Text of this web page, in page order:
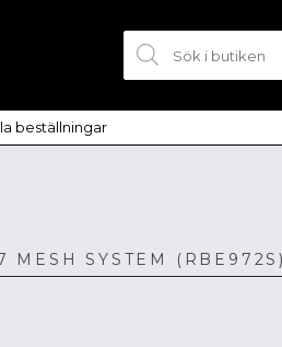
beställningar
SYSTEM (RBE972S)